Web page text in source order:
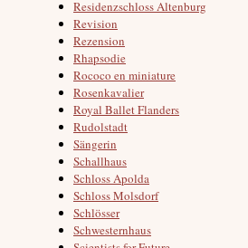
Residenzschloss Altenburg
Revision
Rezension
Rhapsodie
Rococo en miniature
Rosenkavalier
Royal Ballet Flanders
Rudolstadt
Sängerin
Schallhaus
Schloss Apolda
Schloss Molsdorf
Schlösser
Schwesternhaus